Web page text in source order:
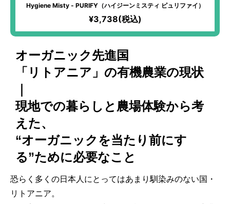
Hygiene Misty - PURIFY（ハイジーンミスティ ピュリファイ）
¥3,738(税込)
オーガニック先進国
「リトアニア」の有機農業の現状
現地での暮らしと農場体験から考
えた、
“オーガニックを当たり前にす
る”ために必要なこと
恐らく多くの日本人にとってはあまり馴染みのない国・
リトアニア。